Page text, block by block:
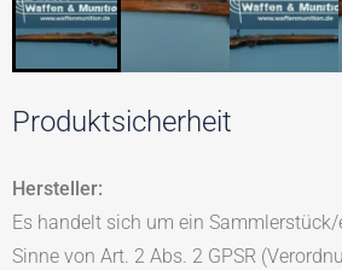
Produktsicherheit
Hersteller:
Es handelt sich um ein
Sinne von Art. 2 Abs. 2 GPSR